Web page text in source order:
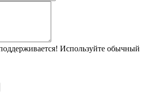
Используйте обычный